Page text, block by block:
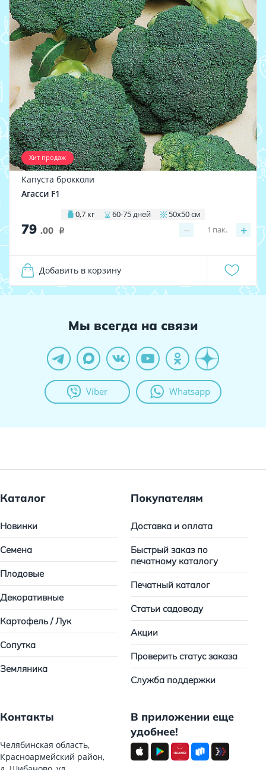
Хит продаж
Капуста брокколи
Агасси F1
0,7 кг 60-75 дней 50х50 см
79 .00 i − +
1 пак.
Добавить в корзину
Мы всегда на связи
Viber Whatsapp
Каталог
Новинки
Семена
Плодовые
Декоративные
Картофель / Лук
Сопутка
Земляника
Покупателям
Доставка и оплата
Быстрый заказ по
печатному каталогу
Печатный каталог
Статьи садоводу
Акции
Проверить статус заказа
Служба поддержки
Контакты
Челябинская область,
Красноармейский район,
В приложении еще
удобнее!